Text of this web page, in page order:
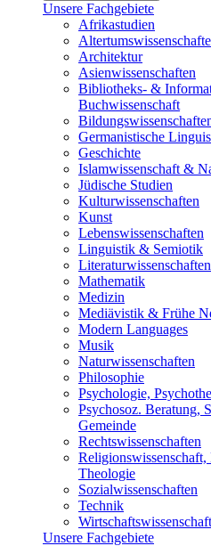
Unsere Fachgebiete
Afrikastudien
Architektur
Asienwissenschaften
Bibliotheks- &
Buchwissenschaft
Germanistische
Geschichte
Islamwissenschaft &
Jüdische Studien
Kulturwissenschaften
Kunst
Lebenswissenschaften
Linguistik & Semiotik
Literaturwissenschaften
Mathematik
Medizin
Mediävistik & Frühe
Modern Languages
Musik
Naturwissenschaften
Philosophie
Psychologie,
Psychosoz. Beratung,
Gemeinde
Rechtswissenschaften
Theologie
Sozialwissenschaften
Technik
Unsere Fachgebiete